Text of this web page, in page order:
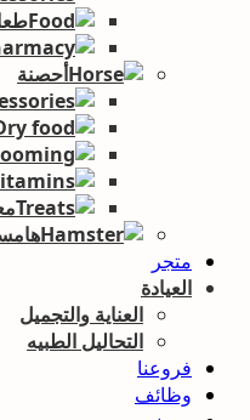
أحصنة
متجر
العيادة
العناية والتجميل
التحاليل الطبيه
فروعنا
وظائف